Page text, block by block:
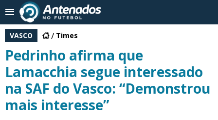
VASCO Times
Pedrinho afirma que
Lamacchia segue interessado
na SAF do Vasco: “Demonstrou
mais interesse”